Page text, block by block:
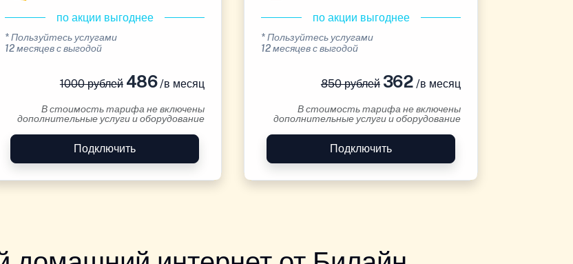
по акции выгоднее
* Пользуйтесь услугами
12 месяцев с выгодой
1000 рублей486/в месяц
В стоимость тарифа не включены
дополнительные услуги и оборудование
Подключить
по акции выгоднее
* Пользуйтесь услугами
12 месяцев с выгодой
850 рублей362 /в месяц
В стоимость тарифа не включены
дополнительные услуги и оборудование
Подключить